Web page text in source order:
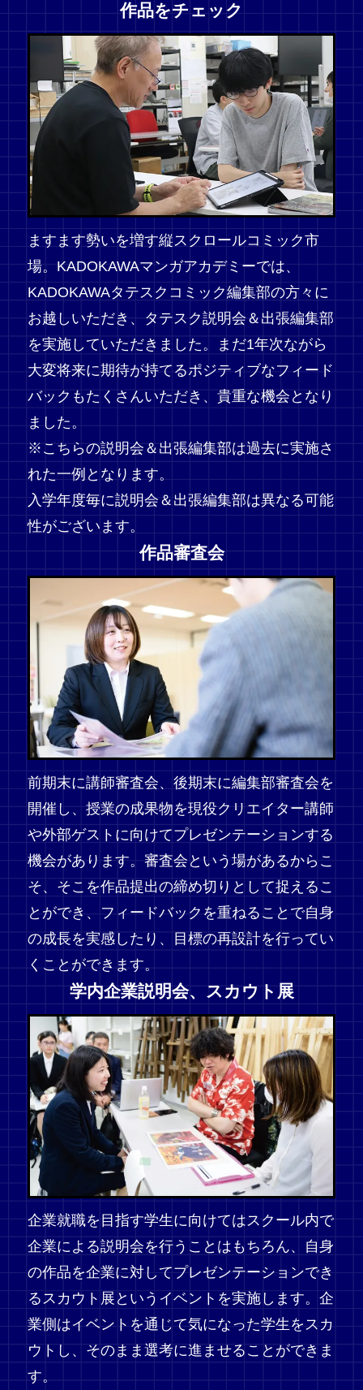
作品をチェック
ますます勢いを増す縦スクロールコミック市
場。KADOKAWAマンガアカデミーでは、
KADOKAWAタテスクコミック編集部の方々に
お越しいただき、タテスク説明会＆出張編集部
を実施していただきました。まだ1年次ながら
大変将来に期待が持てるポジティブなフィード
バックもたくさんいただき、貴重な機会となり
ました。
※こちらの説明会＆出張編集部は過去に実施さ
れた一例となります。
入学年度毎に説明会＆出張編集部は異なる可能
性がございます。
作品審査会
前期末に講師審査会、後期末に編集部審査会を
開催し、授業の成果物を現役クリエイター講師
や外部ゲストに向けてプレゼンテーションする
機会があります。審査会という場があるからこ
そ、そこを作品提出の締め切りとして捉えるこ
とができ、フィードバックを重ねることで自身
の成長を実感したり、目標の再設計を行ってい
くことができます。
学内企業説明会、スカウト展
企業就職を目指す学生に向けてはスクール内で
企業による説明会を行うことはもちろん、自身
の作品を企業に対してプレゼンテーションでき
るスカウト展というイベントを実施します。企
業側はイベントを通じて気になった学生をスカ
ウトし、そのまま選考に進ませることができま
す。